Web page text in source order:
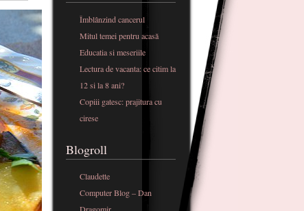
Îmblânzind cancerul
Mitul temei pentru acasă
Educatia si meseriile
Lectura de vacanta: ce citim la
12 si la 8 ani?
Copiii gatesc: prajitura cu
cirese
Blogroll
Claudette
Computer Blog – Dan